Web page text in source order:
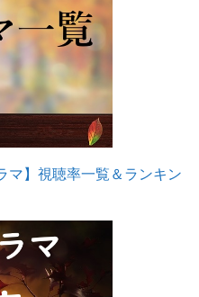
マ】視聴率一覧＆ランキン